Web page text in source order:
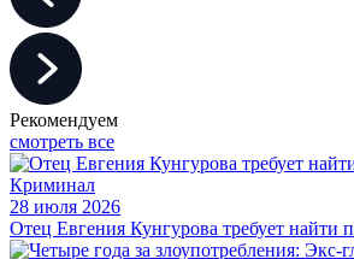
Рекомендуем
смотреть все
Криминал
28 июля 2026
Отец Евгения Кунгурова требует